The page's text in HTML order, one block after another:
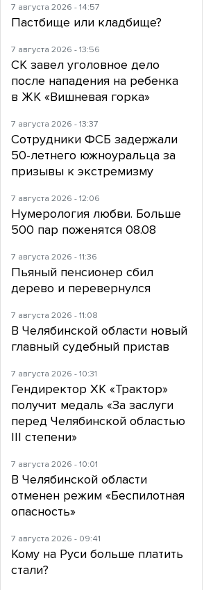
7 августа 2026 - 14:57
Пастбище или кладбище?
7 августа 2026 - 13:56
СК завел уголовное дело
после нападения на ребенка
в ЖК «Вишневая горка»
7 августа 2026 - 13:37
Сотрудники ФСБ задержали
50-летнего южноуральца за
призывы к экстремизму
7 августа 2026 - 12:06
Нумерология любви. Больше
500 пар поженятся 08.08
7 августа 2026 - 11:36
Пьяный пенсионер сбил
дерево и перевернулся
7 августа 2026 - 11:08
В Челябинской области новый
главный судебный пристав
7 августа 2026 - 10:31
Гендиректор ХК «Трактор»
получит медаль «За заслуги
перед Челябинской областью
III степени»
7 августа 2026 - 10:01
В Челябинской области
отменен режим «Беспилотная
опасность»
7 августа 2026 - 09:41
Кому на Руси больше платить
стали?